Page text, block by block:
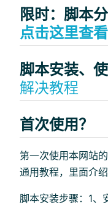
限时：脚本
点击这里查看
脚本安装、
解决教程
首次使用？
第一次使用本网站
通用教程，里面介
脚本安装步骤：1、